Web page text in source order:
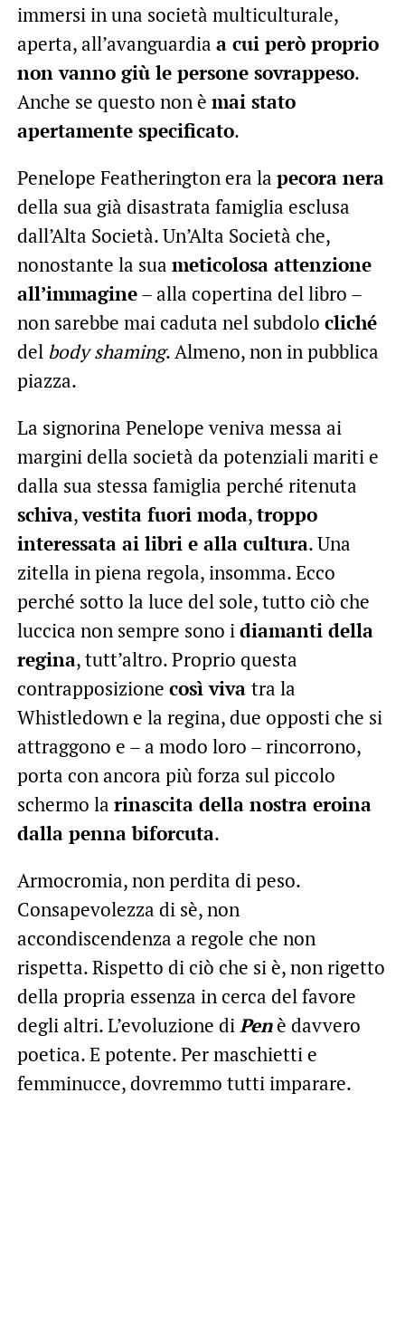
immersi in una società multiculturale,
aperta, all’avanguardia a cui però proprio
non vanno giù le persone sovrappeso.
Anche se questo non è mai stato
apertamente specificato.
Penelope Featherington era la pecora nera
della sua già disastrata famiglia esclusa
dall’Alta Società. Un’Alta Società che,
nonostante la sua meticolosa attenzione
all’immagine– alla copertina del libro –
non sarebbe mai caduta nel subdolo cliché
del body shaming. Almeno, non in pubblica
piazza.
La signorina Penelope veniva messa ai
margini della società da potenziali mariti e
dalla sua stessa famiglia perché ritenuta
schiva,vestita fuori moda,troppo
interessata ai libri e alla cultura. Una
zitella in piena regola, insomma. Ecco
perché sotto la luce del sole, tutto ciò che
luccica non sempre sono idiamanti della
regina, tutt’altro. Proprio questa
contrapposizione così viva tra la
Whistledown e la regina, due opposti che si
attraggono e – a modo loro – rincorrono,
porta con ancora più forza sul piccolo
schermo la rinascita della nostra eroina
dalla penna biforcuta.
Armocromia, non perdita di peso.
Consapevolezza di sè, non
accondiscendenza a regole che non
rispetta. Rispetto di ciò che si è, non rigetto
della propria essenza in cerca del favore
degli altri. L’evoluzione diPenè davvero
poetica. E potente. Per maschietti e
femminucce, dovremmo tutti imparare.